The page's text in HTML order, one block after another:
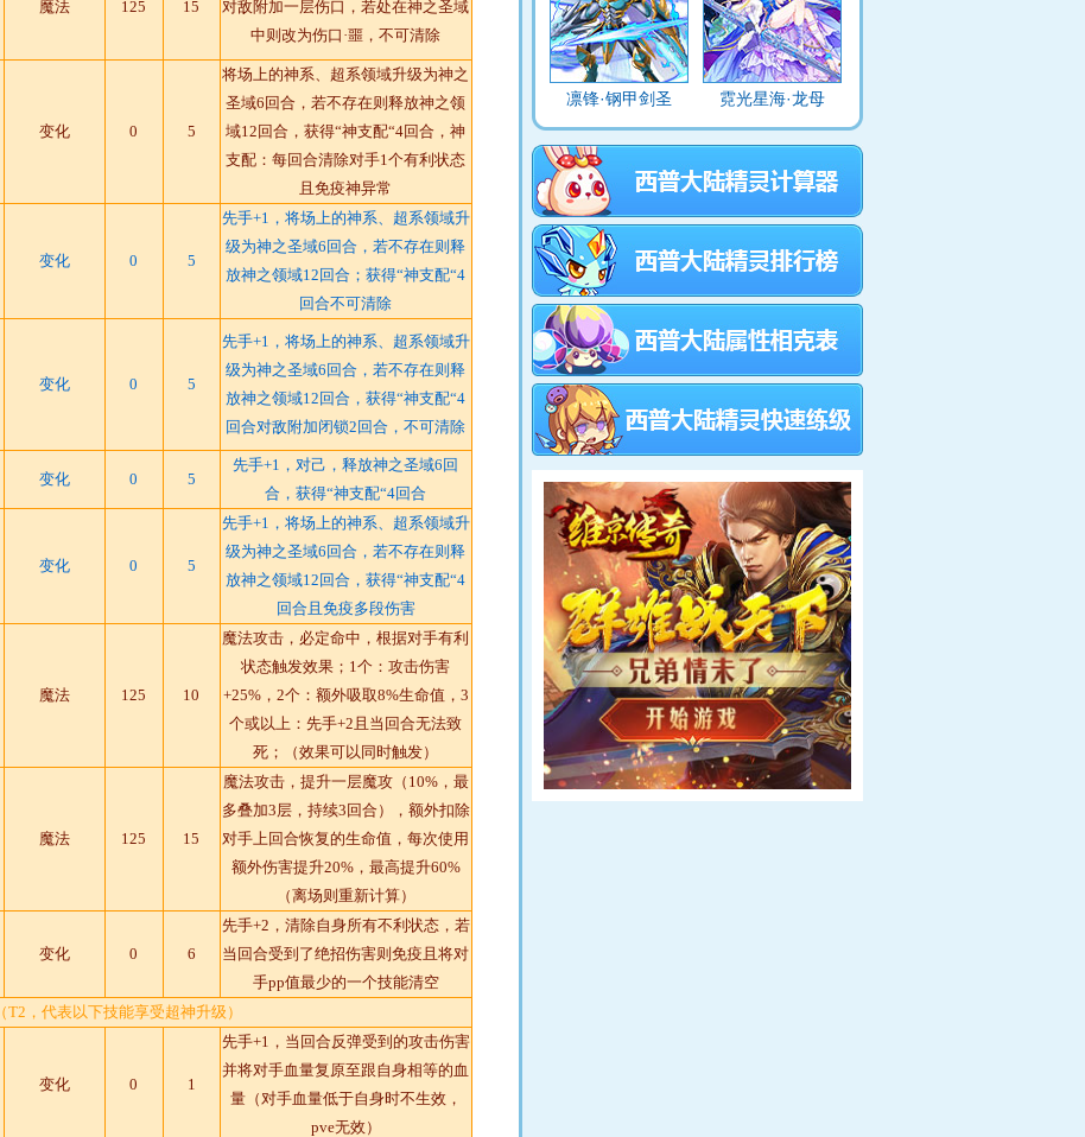
魔法 125 15
对敌附加一层伤口，若处在神之圣域
中则改为伤口·噩，不可清除
变化 0 5
将场上的神系、超系领域升级为神之
圣域6回合，若不存在则释放神之领
域12回合，获得“神支配“4回合，神
支配：每回合清除对手1个有利状态
且免疫神异常
变化 0 5
先手+1，将场上的神系、超系领域升
级为神之圣域6回合，若不存在则释
放神之领域12回合；获得“神支配“4
回合不可清除
变化 0 5
先手+1，将场上的神系、超系领域升
级为神之圣域6回合，若不存在则释
放神之领域12回合，获得“神支配“4
回合对敌附加闭锁2回合，不可清除
变化 0 5
先手+1，对己，释放神之圣域6回
合，获得“神支配“4回合
变化 0 5
先手+1，将场上的神系、超系领域升
级为神之圣域6回合，若不存在则释
放神之领域12回合，获得“神支配“4
回合且免疫多段伤害
魔法 125 10
魔法攻击，必定命中，根据对手有利
状态触发效果；1个：攻击伤害
+25%，2个：额外吸取8%生命值，3
个或以上：先手+2且当回合无法致
死；（效果可以同时触发）
魔法 125 15
魔法攻击，提升一层魔攻（10%，最
多叠加3层，持续3回合），额外扣除
对手上回合恢复的生命值，每次使用
额外伤害提升20%，最高提升60%
（离场则重新计算）
变化 0 6
先手+2，清除自身所有不利状态，若
当回合受到了绝招伤害则免疫且将对
手pp值最少的一个技能清空
（T2，代表以下技能享受超神升级）
变化 0 1
先手+1，当回合反弹受到的攻击伤害
并将对手血量复原至跟自身相等的血
量（对手血量低于自身时不生效，
pve无效）
凛锋·钢甲剑圣 霓光星海·龙母